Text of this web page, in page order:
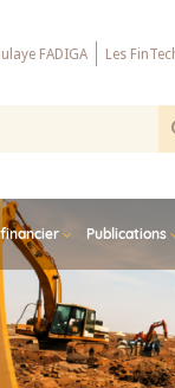
FADIGA Les
Publications